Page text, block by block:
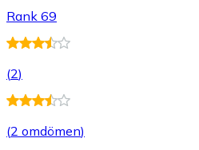
Rank 69
(2)
(2 omdömen)